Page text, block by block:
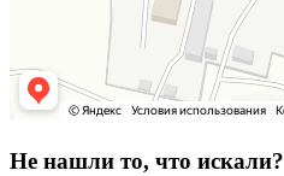
Не нашли то, что искали?